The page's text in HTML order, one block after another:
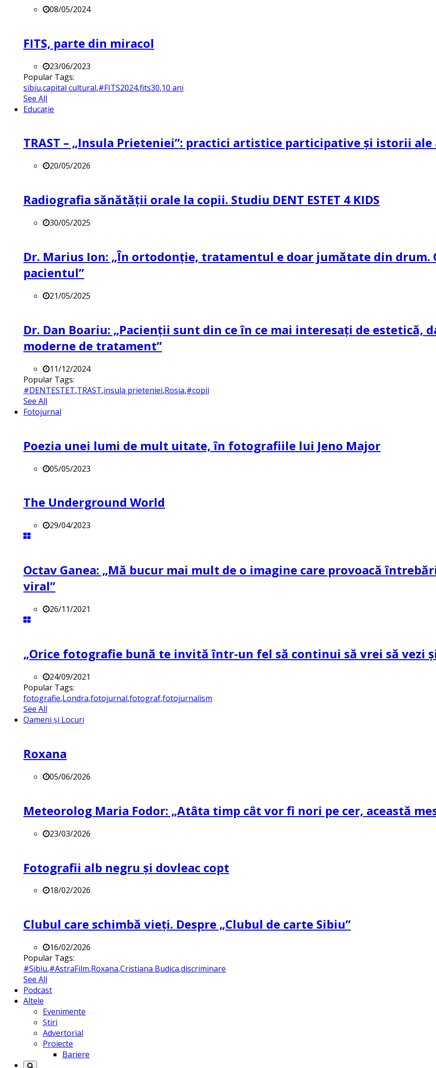
08/05/2024
FITS, parte din miracol
23/06/2023
Popular Tags:
sibiu,capital cultural,#FITS2024,fits30,10 ani
See All
Educație
TRAST – „Insula Prieteniei”: practici artistice participative și istorii
20/05/2026
Radiografia sănătății orale la copii. Studiu DENT ESTET 4 KIDS
30/05/2025
Dr. Marius Ion: „În ortodonție, tratamentul e doar jumătate din drum.
pacientul”
21/05/2025
Dr. Dan Boariu: „Pacienții sunt din ce în ce mai interesați de estetică,
moderne de tratament”
11/12/2024
Popular Tags:
#DENTESTET,TRAST,insula prieteniei,Rosia,#copii
See All
Fotojurnal
Poezia unei lumi de mult uitate, în fotografiile lui Jeno Major
05/05/2023
The Underground World
29/04/2023
Octav Ganea: „Mă bucur mai mult de o imagine care provoacă
viral”
26/11/2021
„Orice fotografie bună te invită într-un fel să continui să vrei să vezi
24/09/2021
Popular Tags:
fotografie,Londra,fotojurnal,fotograf,fotojurnalism
See All
Oameni și Locuri
Roxana
05/06/2026
Meteorolog Maria Fodor: „Atâta timp cât vor fi nori pe cer, această
23/03/2026
Fotografii alb negru și dovleac copt
18/02/2026
Clubul care schimbă vieți. Despre „Clubul de carte Sibiu”
16/02/2026
Popular Tags:
#Sibiu,#AstraFilm,Roxana,Cristiana Budica,discriminare
See All
Podcast
Altele
Evenimente
Știri
Advertorial
Proiecte
Bariere